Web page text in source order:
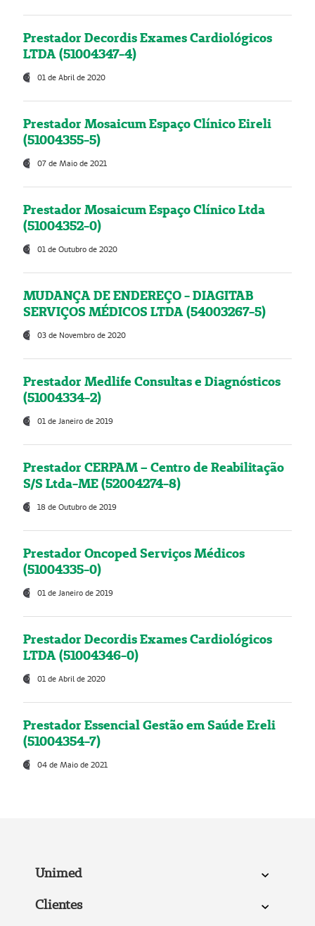
Prestador Decordis Exames Cardiológicos
LTDA (51004347-4)
01 de Abril de 2020
Prestador Mosaicum Espaço Clínico Eireli
(51004355-5)
07 de Maio de 2021
Prestador Mosaicum Espaço Clínico Ltda
(51004352-0)
01 de Outubro de 2020
MUDANÇA DE ENDEREÇO - DIAGITAB
SERVIÇOS MÉDICOS LTDA (54003267-5)
03 de Novembro de 2020
Prestador Medlife Consultas e Diagnósticos
(51004334-2)
01 de Janeiro de 2019
Prestador CERPAM – Centro de Reabilitação
S/S Ltda-ME (52004274-8)
18 de Outubro de 2019
Prestador Oncoped Serviços Médicos
(51004335-0)
01 de Janeiro de 2019
Prestador Decordis Exames Cardiológicos
LTDA (51004346-0)
01 de Abril de 2020
Prestador Essencial Gestão em Saúde Ereli
(51004354-7)
04 de Maio de 2021
Unimed
Clientes